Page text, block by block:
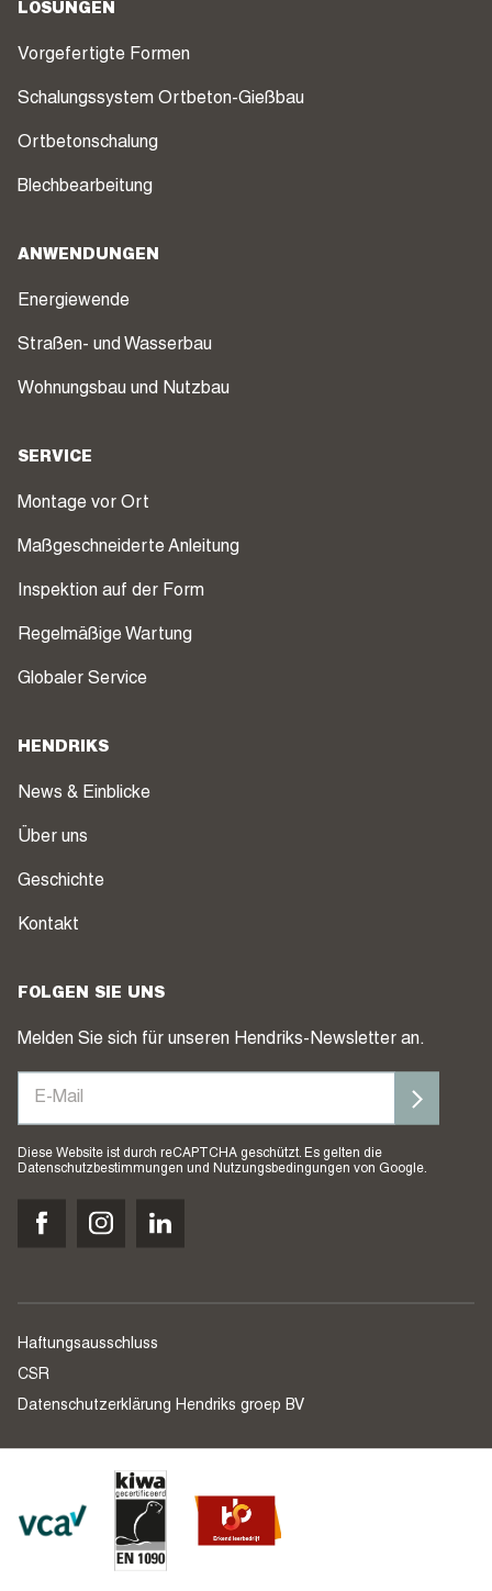
LÖSUNGEN
Vorgefertigte Formen
Schalungssystem Ortbeton-Gießbau
Ortbetonschalung
Blechbearbeitung
ANWENDUNGEN
Energiewende
Straßen- und Wasserbau
Wohnungsbau und Nutzbau
SERVICE
Montage vor Ort
Maßgeschneiderte Anleitung
Inspektion auf der Form
Regelmäßige Wartung
Globaler Service
HENDRIKS
News & Einblicke
Über uns
Geschichte
Kontakt
FOLGEN SIE UNS
Melden Sie sich für unseren Hendriks-Newsletter an.
Diese Website ist durch reCAPTCHA geschützt. Es gelten die
Datenschutzbestimmungen und Nutzungsbedingungen von Google.
Haftungsausschluss
CSR
Datenschutzerklärung Hendriks groep BV